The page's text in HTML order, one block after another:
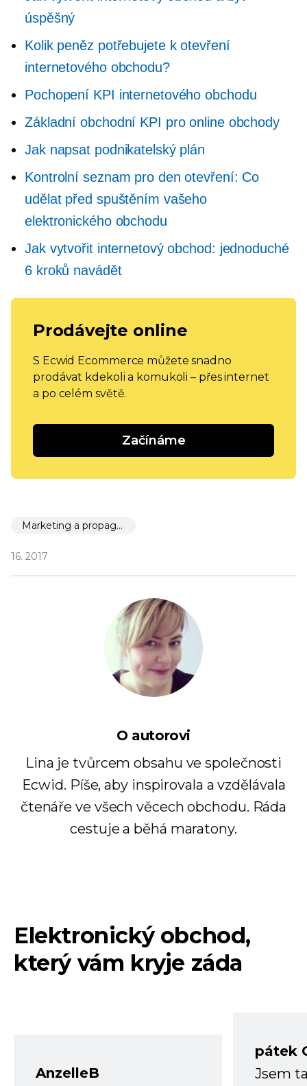
úspěšný
Kolik peněz potřebujete k otevření
internetového obchodu?
Pochopení KPI internetového obchodu
Základní obchodní KPI pro online obchody
Jak napsat podnikatelský plán
Kontrolní seznam pro den otevření: Co
udělat před spuštěním vašeho
elektronického obchodu
Jak vytvořit internetový obchod: jednoduché
6 kroků navádět
Prodávejte online
S Ecwid Ecommerce můžete snadno
prodávat kdekoli a komukoli – přes internet
a po celém světě.
Začínáme
Marketing a propagace
16. 2017
O autorovi
Lina je tvůrcem obsahu ve společnosti
Ecwid. Píše, aby inspirovala a vzdělávala
čtenáře ve všech věcech obchodu. Ráda
cestuje a běhá maratony.
Elektronický obchod,
který vám kryje záda
AnzelleB
pátek
Jsem